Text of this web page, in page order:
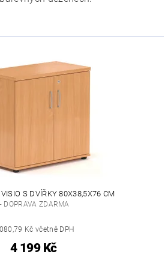
S DVÍŘKY 80X38,5X76 CM
DOPRAVA ZDARMA
Kč včetně DPH
4 199 Kč